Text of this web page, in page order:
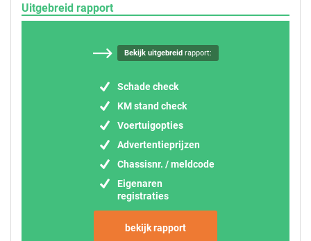
Uitgebreid rapport
Bekijk uitgebreidrapport:
Schade check
KM stand check
Voertuigopties
Advertentieprijzen
Chassisnr. / meldcode
Eigenaren
registraties
bekijk rapport